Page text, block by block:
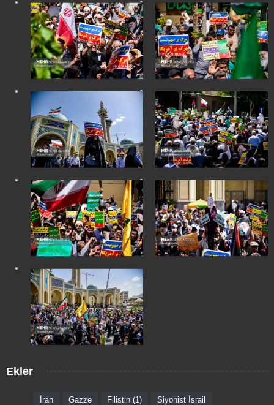
Ekler
İran Gazze Filistin (1) Siyonist İsrail